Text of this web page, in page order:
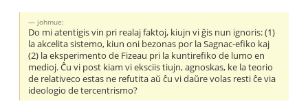
johmue:
Do mi atentigis vin pri realaj faktoj, kiujn vi ĝis nun ignoris: (1)
la akcelita sistemo, kiun oni bezonas por la Sagnac-efiko kaj
(2) la eksperimento de Fizeau pri la kuntirefiko de lumo en
medioj. Ĉu vi post kiam vi eksciis tiujn, agnoskas, ke la teorio
de relativeco estas ne refutita aŭ ĉu vi daŭre volas resti ĉe via
ideologio de tercentrismo?